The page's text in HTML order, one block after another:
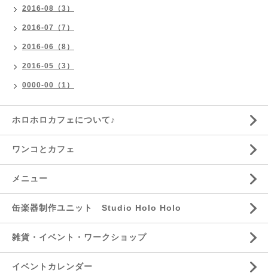
2016-08（3）
2016-07（7）
2016-06（8）
2016-05（3）
0000-00（1）
ホロホロカフェについて♪
ワンコとカフェ
メニュー
缶楽器制作ユニット Studio Holo Holo
雑貨・イベント・ワークショップ
イベントカレンダー